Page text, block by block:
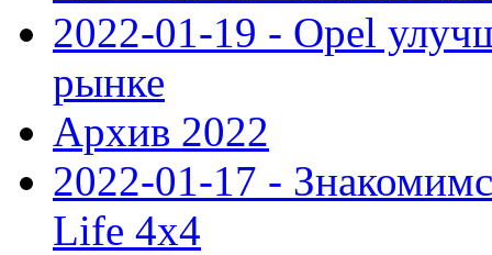
2022-01-19 - Opel
рынке
Архив 2022
2022-01-17 -
Life 4x4